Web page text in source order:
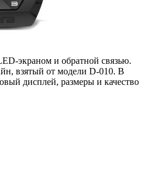
экраном и обратной связью.
взятый от модели D-010. В
дисплей, размеры и качество